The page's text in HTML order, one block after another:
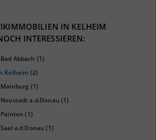
IN KELHEIM
INTERESSIEREN:
Abbach (1)
Kelheim (2)
(1)
a.d.Donau (1)
(1)
a.d.Donau (1)